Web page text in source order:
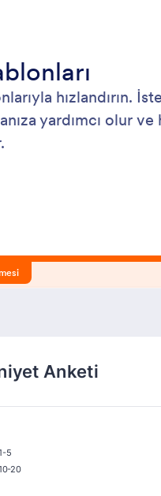
hızlandırın.
yardımcı olur